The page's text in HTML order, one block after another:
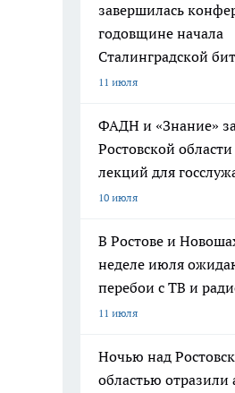
завершилась
годовщине начала
Сталинградской
11 июля
ФАДН и «Знание»
Ростовской
лекций для
10 июля
В Ростове и
неделе июля
перебои с ТВ и
11 июля
Ночью над
областью отразили